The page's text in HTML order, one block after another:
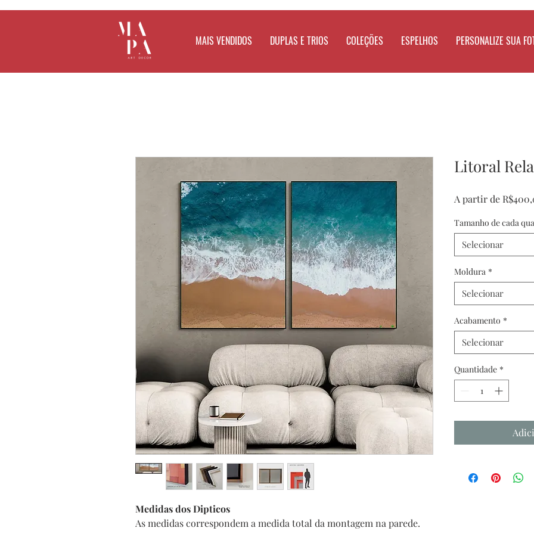
MAIS VENDIDOS DUPLAS E TRIOS COLEÇÕES ESPELHOS PERSONALIZE SUA
Medidas dos Dipticos
As medidas correspondem a medida total da montagem na parede.
Litoral
A partir de
Tamanho de cada
Selecionar
Moldura *
Selecionar
Acabamento *
Selecionar
Quantidade *